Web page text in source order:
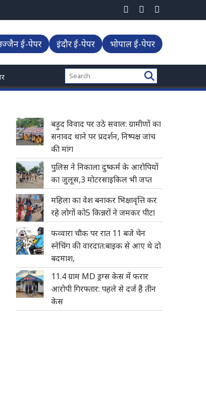
ई-पेपर इंदौर ई-पेपर भोपाल ई-पेपर
बड़ुद विवाद पर उठे सवाल: ग्रामीणों का
सनावद थाने पर प्रदर्शन, निष्पक्ष जांच
की मांग
पुलिस ने निकाला दुष्कर्म के आरोपियों
का जुलूस,3 मोटरसाइकिल भी जप्त
महिला का वेश बनाकर भिक्षावृत्ति कर
रहे लोगों को5 किन्नरों ने जमकर पीटा
फव्वारा चौक पर रात 11 बजे चेन
स्नेचिंग की वारदात:बाइक से आए थे दो
बदमाश,
11.4 ग्राम MD ड्रग्स केस में फरार
आरोपी गिरफ्तार: पहले से दर्ज हैं तीन
केस